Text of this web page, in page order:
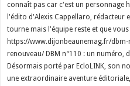
connaît pas car c'est un personnage
l'édito d'Alexis Cappellaro, rédacteur
tourne mais l'équipe reste et que
https://www.dijonbeaunemag.fr/
renouveau/ DBM n°110 : un numéro,
Désormais porté par EcloLINK, son
une extraordinaire aventure